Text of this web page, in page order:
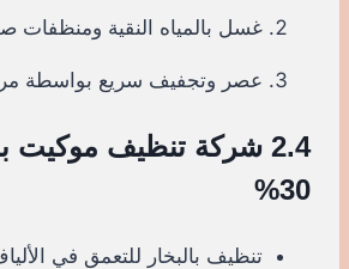
غسل بالمياه النقية ومنظفات
عصر وتجفيف سريع بواسطة
2.4 شركة تنظيف موكيت
30%
تنظيف بالبخار للتعمق في